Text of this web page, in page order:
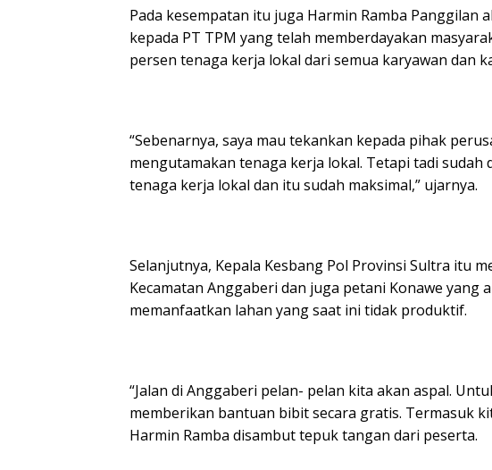
Pada kesempatan itu juga Harmin Ramba Panggilan
kepada PT TPM yang telah memberdayakan
persen tenaga kerja lokal dari semua karyawan dan
“Sebenarnya, saya mau tekankan kepada pihak
mengutamakan tenaga kerja lokal. Tetapi tadi sudah
tenaga kerja lokal dan itu sudah maksimal,” ujarnya.
Selanjutnya, Kepala Kesbang Pol Provinsi Sultra itu
Kecamatan Anggaberi dan juga petani Konawe yang
memanfaatkan lahan yang saat ini tidak produktif.
“Jalan di Anggaberi pelan- pelan kita akan aspal.
memberikan bantuan bibit secara gratis. Termasuk
Harmin Ramba disambut tepuk tangan dari peserta.